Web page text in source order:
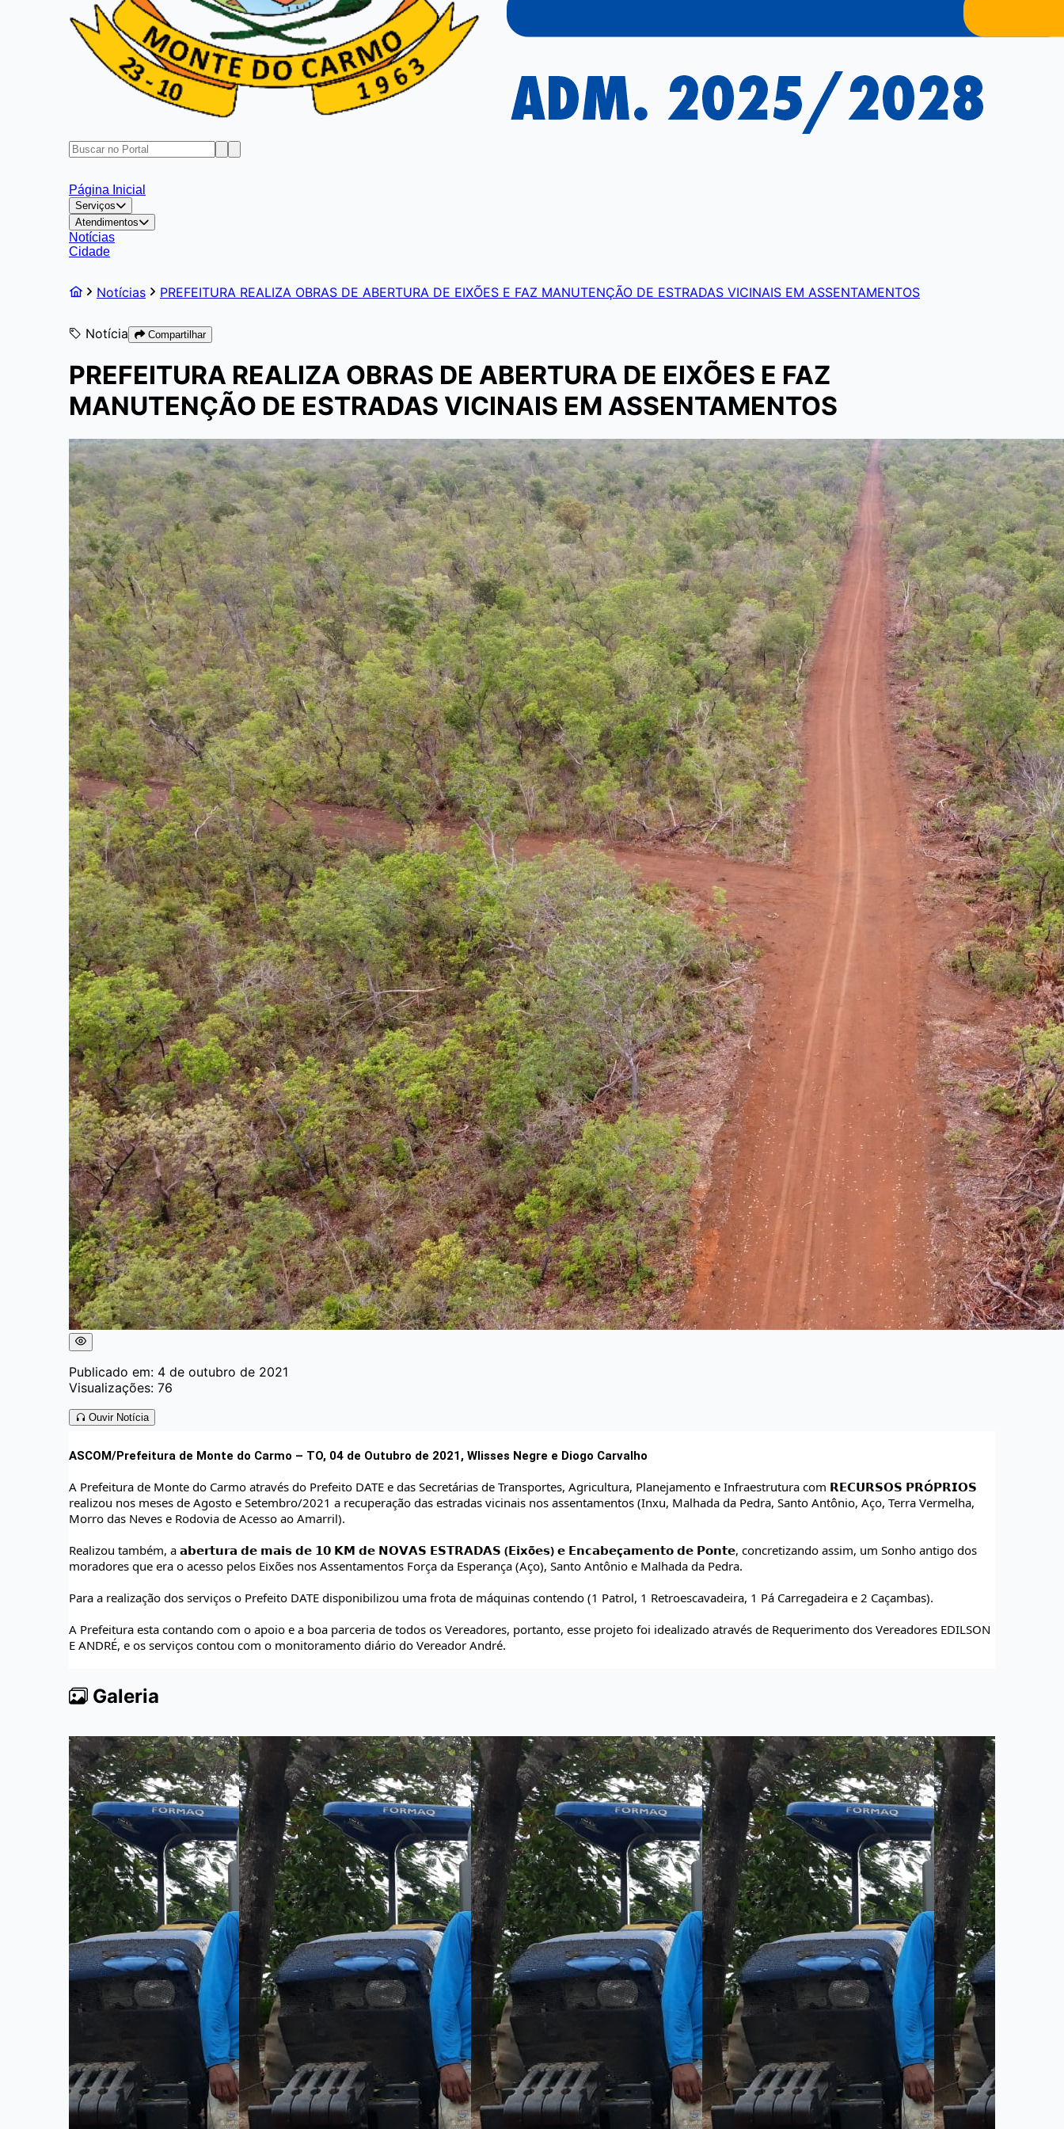
Página Inicial
Serviços
Atendimentos
Notícias
Cidade
Notícias PREFEITURA REALIZA OBRAS DE ABERTURA DE EIXÕES E FAZ MANUTENÇÃO DE ESTRADAS VICINAIS EM ASSENTAMENTOS
Notícia Compartilhar
PREFEITURA REALIZA OBRAS DE ABERTURA DE EIXÕES E FAZ
MANUTENÇÃO DE ESTRADAS VICINAIS EM ASSENTAMENTOS
Publicado em: 4 de outubro de 2021
Visualizações: 76
Ouvir Notícia
ASCOM/Prefeitura de Monte do Carmo – TO, 04 de Outubro de 2021, Wlisses Negre e Diogo Carvalho
A Prefeitura de Monte do Carmo através do Prefeito DATE e das Secretárias de Transportes, Agricultura, Planejamento e Infraestrutura com 𝗥𝗘𝗖𝗨𝗥𝗦𝗢𝗦 𝗣𝗥Ó𝗣𝗥𝗜𝗢𝗦
realizou nos meses de Agosto e Setembro/2021 a recuperação das estradas vicinais nos assentamentos (Inxu, Malhada da Pedra, Santo Antônio, Aço, Terra Vermelha,
Morro das Neves e Rodovia de Acesso ao Amarril).
Realizou também, a 𝗮𝗯𝗲𝗿𝘁𝘂𝗿𝗮 𝗱𝗲 𝗺𝗮𝗶𝘀 𝗱𝗲 𝟭𝟬 𝗞𝗠 𝗱𝗲 𝗡𝗢𝗩𝗔𝗦 𝗘𝗦𝗧𝗥𝗔𝗗𝗔𝗦 (𝗘𝗶𝘅õ𝗲𝘀) 𝗲 𝗘𝗻𝗰𝗮𝗯𝗲ç𝗮𝗺𝗲𝗻𝘁𝗼 𝗱𝗲 𝗣𝗼𝗻𝘁𝗲, concretizando assim, um Sonho antigo dos
moradores que era o acesso pelos Eixões nos Assentamentos Força da Esperança (Aço), Santo Antônio e Malhada da Pedra.
Para a realização dos serviços o Prefeito DATE disponibilizou uma frota de máquinas contendo (1 Patrol, 1 Retroescavadeira, 1 Pá Carregadeira e 2 Caçambas).
A Prefeitura esta contando com o apoio e a boa parceria de todos os Vereadores, portanto, esse projeto foi idealizado através de Requerimento dos Vereadores EDILSON
E ANDRÉ, e os serviços contou com o monitoramento diário do Vereador André.
Galeria